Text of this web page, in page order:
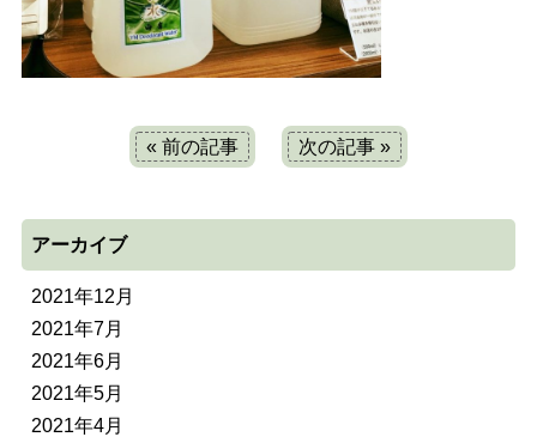
« 前の記事 次の記事 »
アーカイブ
2021年12月
2021年7月
2021年6月
2021年5月
2021年4月